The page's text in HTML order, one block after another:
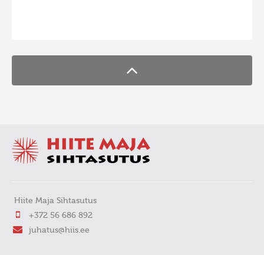
Hiite Maja Sihtasutus
+372 56 686 892
juhatus@hiis.ee